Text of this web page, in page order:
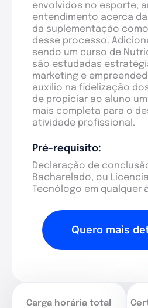
envolvidos no esporte,
entendimento acerca
da suplementação
desse processo.
sendo um curso de
são estudadas
marketing e
auxílio na fidelização
de propiciar ao aluno
mais completa para o
atividade profissional.
Pré-requisito:
Declaração de
Bacharelado, ou
Tecnólogo em qualquer
Quero mais
Carga horária total